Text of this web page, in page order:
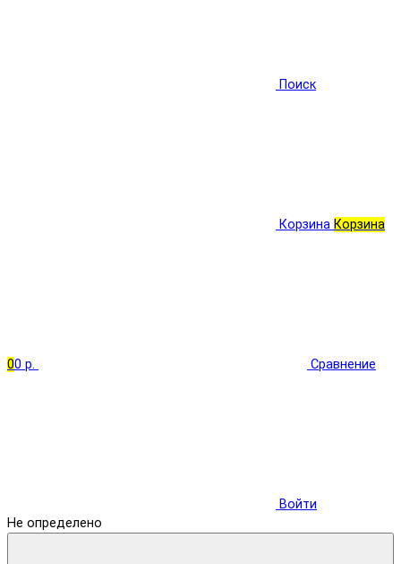
Поиск
Корзина Корзина
00 р. Сравнение
Войти
Не определено